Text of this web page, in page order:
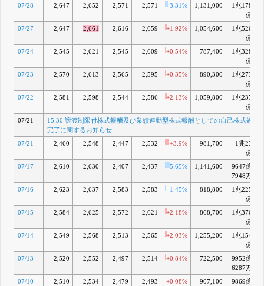
準〕(連結)
E
14:30 業績
および期末
配当予想の
に関するお
知らせ
F
15:30 株式
行と株式会
社第四北越
ャルグルー
換による経
営統合に関
意について
14:40 一部
3月 25, 2026
07/28 2,647 2,652 2,571 2,571 -3.31% 1,131,000
1兆178
億
07/27
2,647 2,661 2,616 2,659 +1.92% 1,054,600
1兆526
億
07/24 2,545 2,621 2,545 2,609 +0.54% 787,400
1兆328
億
07/23 2,570 2,613 2,565 2,595 +0.35% 890,300
1兆273
億
07/22 2,581 2,598 2,544 2,586 +2.13% 1,059,800
1兆237
億
07/21
15:30 譲渡制限付株式報酬及び業績連動型株式報酬としての自己株式処分
完了に関するお知らせ
07/21
2,460 2,548 2,447 2,532 +3.9% 981,700
1兆23
億
07/17 2,610 2,630 2,407 2,437 -5.65% 1,141,600
9647億
7948万
07/16 2,623 2,637 2,583 2,583 -1.45% 818,800
1兆225
億
07/15 2,584 2,625 2,572 2,621 +2.18% 868,700
1兆376
億
07/14 2,549 2,568 2,513 2,565 +2.03% 1,255,200
1兆154
億
07/13 2,520 2,552 2,497 2,514 +0.84% 722,500
9952億
6287万
07/10 2,510 2,534 2,479 2,493 +0.08% 907,100
9869億